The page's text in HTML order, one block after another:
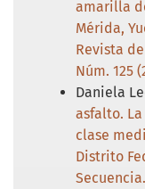
amarilla
Mérida,
Revista
Núm. 125
Daniela
asfalto.
clase
Distrito